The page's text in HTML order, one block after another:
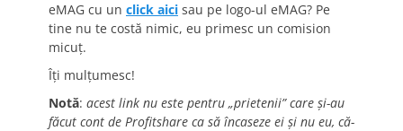
eMAG cu un click aici sau pe logo-ul eMAG? Pe
tine nu te costă nimic, eu primesc un comision
micuț.
Îți mulțumesc!
Notă: acest link nu este pentru „prietenii” care și-au
făcut cont de Profitshare ca să încaseze ei și nu eu, că-